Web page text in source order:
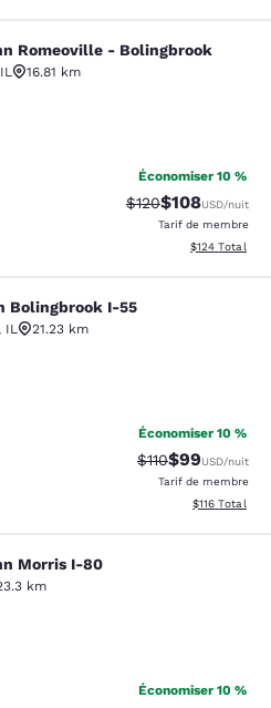
-
Romeoville - Bolingbrook
IL
16.81 km
919 commentaires
Économiser 10 %
Tarif barré :
$120Tarif réduit :
$108USD/nuit
Tarif de membre
Afficher les
$124 Total
I-55
Bolingbrook I-55
IL
21.23 km
bon. 963 commentaires
Économiser 10 %
Tarif barré :
$110Tarif réduit :
$99USD/nuit
Tarif de membre
Afficher les
$116 Total
I-80
Morris I-80
km
bon. 805 commentaires
Économiser 10 %